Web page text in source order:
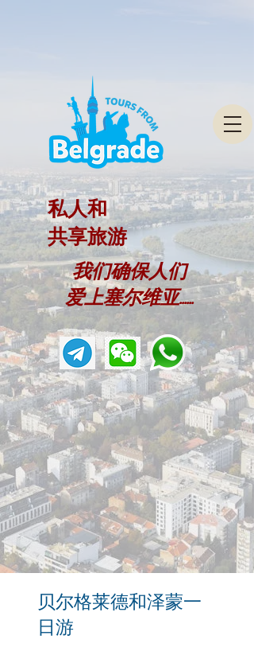
我们确保人们
爱上塞尔维亚......
私人和
共享旅游
贝尔格莱德和泽蒙一
日游